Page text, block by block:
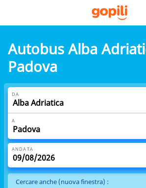
Autobus Alba
Padova
DA
A
ANDATA
Cercare anche (nuova finestra) :